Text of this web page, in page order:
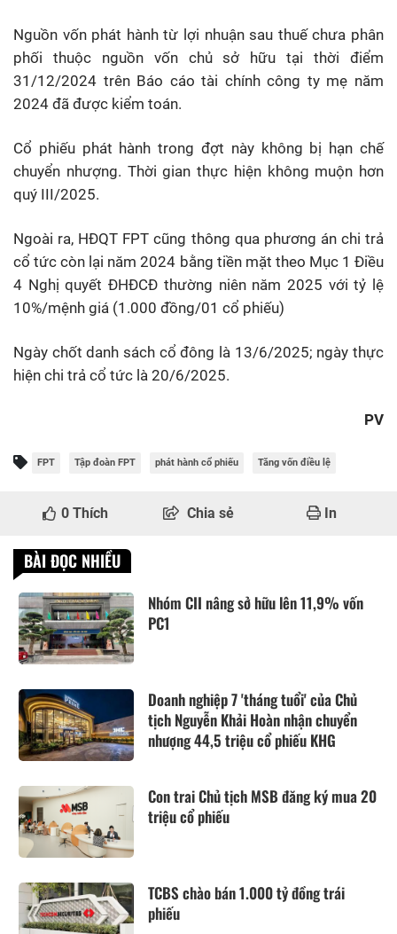
Nguồn vốn phát hành từ lợi nhuận sau thuế chưa phân
phối thuộc nguồn vốn chủ sở hữu tại thời điểm
31/12/2024 trên Báo cáo tài chính công ty mẹ năm
2024 đã được kiểm toán.
Cổ phiếu phát hành trong đợt này không bị hạn chế
chuyển nhượng. Thời gian thực hiện không muộn hơn
quý III/2025.
Ngoài ra, HĐQT FPT cũng thông qua phương án chi trả
cổ tức còn lại năm 2024 bằng tiền mặt theo Mục 1 Điều
4 Nghị quyết ĐHĐCĐ thường niên năm 2025 với tỷ lệ
10%/mệnh giá (1.000 đồng/01 cổ phiếu)
Ngày chốt danh sách cổ đông là 13/6/2025; ngày thực
hiện chi trả cổ tức là 20/6/2025.
PV
FPT Tập đoàn FPT phát hành cổ phiếu Tăng vốn điều lệ
0 Thích Chia sẻ In
BÀI ĐỌC NHIỀU
Nhóm CII nâng sở hữu lên 11,9% vốn
PC1
Doanh nghiệp 7 'tháng tuổi' của Chủ
tịch Nguyễn Khải Hoàn nhận chuyển
nhượng 44,5 triệu cổ phiếu KHG
Con trai Chủ tịch MSB đăng ký mua 20
triệu cổ phiếu
TCBS chào bán 1.000 tỷ đồng trái
phiếu